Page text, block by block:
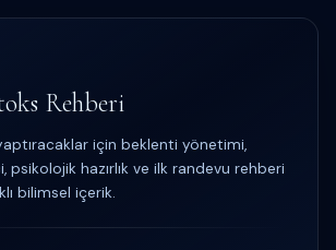
Rehberi
için beklenti yönetimi,
psikolojik hazırlık ve ilk randevu rehberi
bilimsel içerik.